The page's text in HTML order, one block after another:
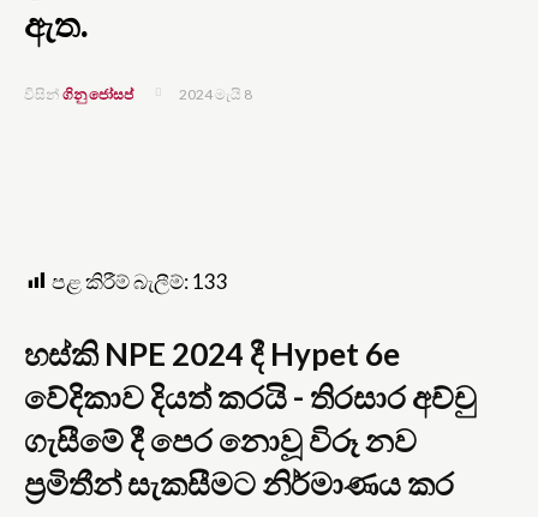
ඇත.
විසින් ගිනු ජෝසප් 2024 මැයි 8
පළ කිරීම් බැලීම්:133
හස්කි NPE 2024 දී Hypet 6e
වේදිකාව දියත් කරයි - තිරසාර අච්චු
ගැසීමේ දී පෙර නොවූ විරූ නව
ප්‍රමිතීන් සැකසීමට නිර්මාණය කර